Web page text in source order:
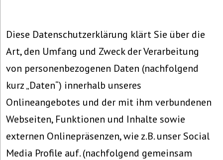
Diese Datenschutzerklärung klärt Sie über die
Art, den Umfang und Zweck der Verarbeitung
von personenbezogenen Daten (nachfolgend
kurz „Daten“) innerhalb unseres
Onlineangebotes und der mit ihm verbundenen
Webseiten, Funktionen und Inhalte sowie
externen Onlinepräsenzen, wie z.B. unser Social
Media Profile auf. (nachfolgend gemeinsam